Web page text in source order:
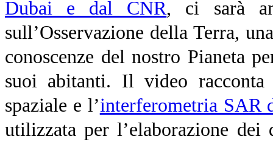
Dubai e dal CNR, ci sarà
sull’Osservazione della Terra,
conoscenze del nostro Pianeta
suoi abitanti. Il video
spaziale e l’interferometria SAR
utilizzata per l’elaborazione